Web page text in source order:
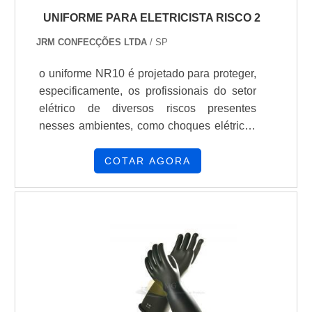
UNIFORME PARA ELETRICISTA RISCO 2
JRM CONFECÇÕES LTDA / SP
o uniforme NR10 é projetado para proteger,
especificamente, os profissionais do setor
elétrico de diversos riscos presentes
nesses ambientes, como choques elétricos
inúmeras vantagens do uso deste uniforme,
confecção dessas peças são a resistência,
sua empresa garante a todos os
elétricos Em síntese, o uniforme NR10 é
confeccionado com materiais isolantes e
antiestáticos, que impedem a condução de
COTAR AGORA